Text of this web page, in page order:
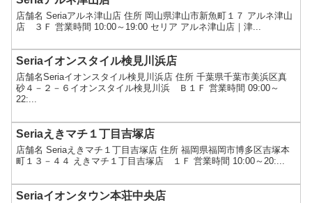
店舗名 Seriaアルネ津山店 住所 岡山県津山市新魚町１７ アルネ津山
店 ３Ｆ 営業時間 10:00～19:00 セリア アルネ津山店｜津...
Seriaイオンスタイル検見川浜店
店舗名Seriaイオンスタイル検見川浜店 住所 千葉県千葉市美浜区真
砂４－２－６イオンスタイル検見川浜 Ｂ１Ｆ 営業時間 09:00～
22:...
Seriaえきマチ１丁目吉塚店
店舗名 Seriaえきマチ１丁目吉塚店 住所 福岡県福岡市博多区吉塚本
町１３－４４ えきマチ１丁目吉塚店 １Ｆ 営業時間 10:00～20:...
Seriaイオンタウン本荘中央店